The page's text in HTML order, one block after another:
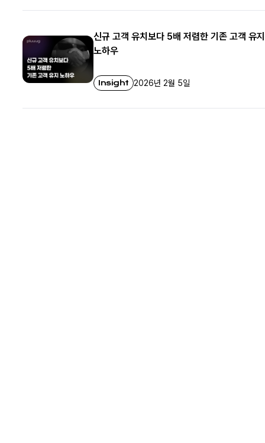
신규 고객 유치보다 5배 저렴한 기존 고객 유지
노하우
Insight 2026년 2월 5일